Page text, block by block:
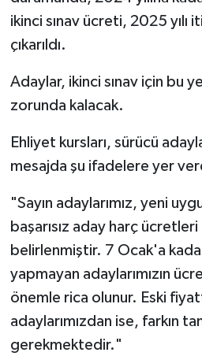
ikinci sınav ücreti, 2025 yılı
çıkarıldı.
Adaylar, ikinci sınav için bu
zorunda kalacak.
Ehliyet kursları, sürücü
mesajda şu ifadelere yer
"Sayın adaylarımız, yeni
başarısız aday harç
belirlenmiştir. 7 Ocak'a
yapmayan adaylarımızın
önemle rica olunur. Eski
adaylarımızdan ise, farkın
gerekmektedir."